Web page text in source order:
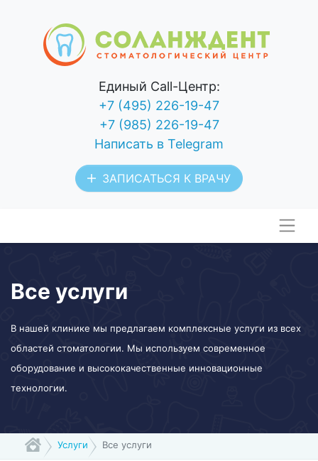
Единый Call-Центр:
+7 (495) 226-19-47
+7 (985) 226-19-47
Написать в Telegram
ЗАПИСАТЬСЯ К ВРАЧУ
Все услуги
В нашей клинике мы предлагаем комплексные услуги из всех
областей стоматологии. Мы используем современное
оборудование и высококачественные инновационные
технологии.
Услуги Все услуги